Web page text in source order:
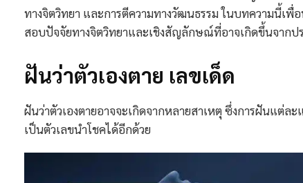
ทางจิตวิทยา และการตีความทางวัฒนธรรมในบทความนี้เพื่อ
สอบปัจจัยทางจิตวิทยาและเชิงสัญลักษณ์ที่อาจเกิดขึ้นจาก
ฝันว่าตัวเองตาย เลขเด็ด
ฝันว่าตัวเองตายอาจจะเกิดจากหลายสาเหตุ ซึ่งการฝันแต่
เป็นตัวเลขนำโชคได้อีกด้วย